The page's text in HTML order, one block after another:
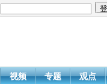
视频 专题 观点